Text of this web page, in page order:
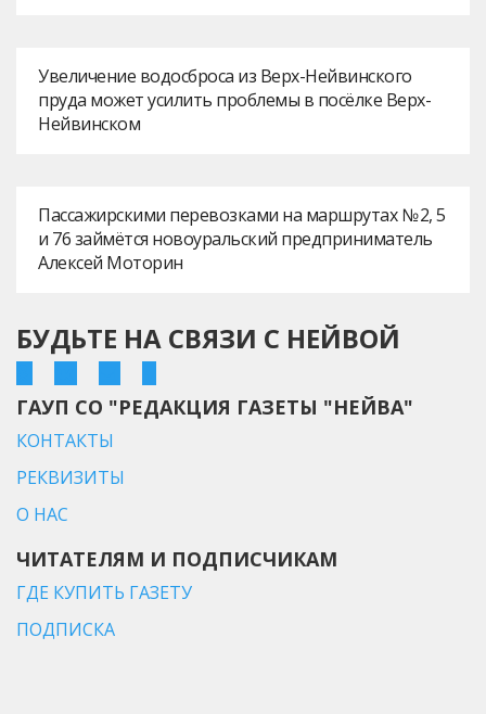
Увеличение водосброса из Верх-Нейвинского
пруда может усилить проблемы в посёлке Верх-
Нейвинском
Пассажирскими перевозками на маршрутах № 2, 5
и 76 займётся новоуральский предприниматель
Алексей Моторин
БУДЬТЕ НА СВЯЗИ С НЕЙВОЙ
ГАУП СО "РЕДАКЦИЯ ГАЗЕТЫ "НЕЙВА"
КОНТАКТЫ
РЕКВИЗИТЫ
О НАС
ЧИТАТЕЛЯМ И ПОДПИСЧИКАМ
ГДЕ КУПИТЬ ГАЗЕТУ
ПОДПИСКА